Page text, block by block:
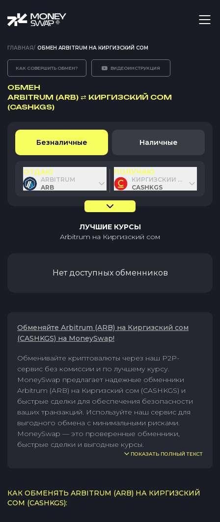
ГЛАВНАЯ/ ОБМЕН ARBITRUM НА КИРГИЗСКИЙ СОМ
КАК СОВЕРШИТЬ ОБМЕН? ВИДЕОИНСТРУКЦИЯ
ОБМЕН
ARBITRUM (ARB) ⇄ КИРГИЗСКИЙ СОМ
(CASHKGS)
Безналичные Наличные
ОТДАЮ
ARBITRUM
ARB
ПОЛУЧАЮ
КИРГИЗСКИЙ СОМ
CASHKGS
ЛУЧШИЕ КУРСЫ
Arbitrum на Киргизский сом
Нет доступных обменников
Обменяйте Arbitrum (ARB) на Киргизский сом
(CASHKGS) на MoneySwap!
Обменивайте криптовалюты через наш P2P-
сервис без комиссии и по лучшему курсу.
MoneySwap предлагает надежные обменники
Arbitrum (ARB) на Киргизский сом (CASHKGS) и
быстрые сделки для обеспечения безопасности
ваших транзакций. Используйте наш сервис для
выгодного обмена с минимальными рисками.
MoneySwap — это проверенные обменники,
быстрые сделки и выгодные курсы.
ПОКАЗАТЬ ПОЛНЫЙ ТЕКСТ
КАК ОБМЕНЯТЬ ARBITRUM (ARB) НА КИРГИЗСКИЙ
СОМ (CASHKGS):